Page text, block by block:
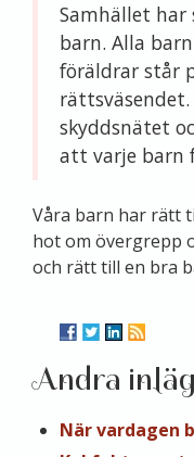
Samhället
barn. Alla
föräldrar står
skyddsnätet
att varje barn
Våra barn har rätt
hot om övergrepp
och rätt till en bra
Andra
När vardagen